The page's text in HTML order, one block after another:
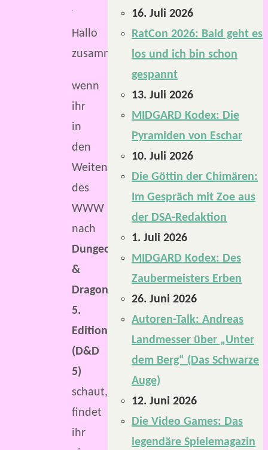
Hallo
zusammen,
wenn
ihr
in
den
Weiten
des
WWW
nach
Dungeons
&
Dragons
5.
Edition
(D&D
5)
schaut,
findet
ihr
16. Juli 2026
RatCon 2026: Bald geht es
los und ich bin schon
gespannt
13. Juli 2026
MIDGARD Kodex: Die
Pyramiden von Eschar
10. Juli 2026
Die Göttin der Chimären:
Im Gespräch mit Zoe aus
der DSA-Redaktion
1. Juli 2026
MIDGARD Kodex: Des
Zaubermeisters Erben
26. Juni 2026
Autoren-Talk: Andreas
Landmesser über „Unter
dem Berg“ (Das Schwarze
Auge)
12. Juni 2026
Die Video Games: Das
legendäre Spielemagazin